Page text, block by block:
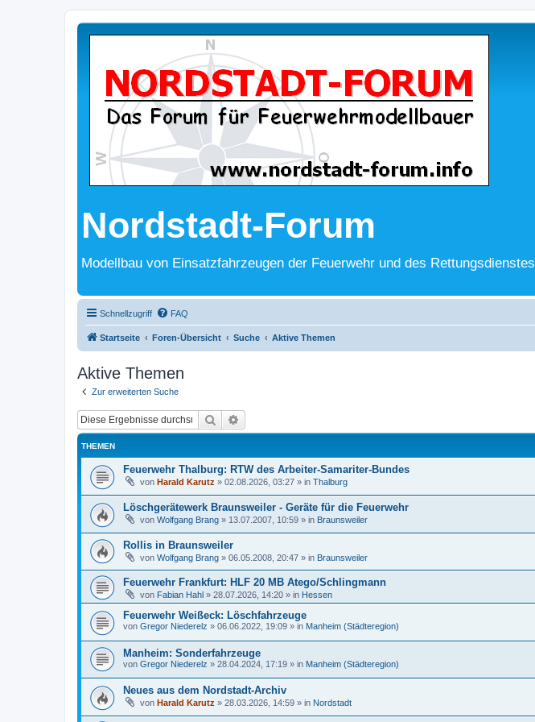
Nordstadt-Forum
Modellbau von Einsatzfahrzeugen der Feuerwehr und des Rettungsdienstes
Schnellzugriff FAQ
Startseite Foren-Übersicht Suche Aktive Themen
Aktive Themen
Zur erweiterten Suche
Suche
THEMEN
Feuerwehr Thalburg: RTW des Arbeiter-Samariter-Bundes
von Harald Karutz » 02.08.2026, 03:27 » in Thalburg
Löschgerätewerk Braunsweiler - Geräte für die Feuerwehr
von Wolfgang Brang » 13.07.2007, 10:59 » in Braunsweiler
Rollis in Braunsweiler
von Wolfgang Brang » 06.05.2008, 20:47 » in Braunsweiler
Feuerwehr Frankfurt: HLF 20 MB Atego/Schlingmann
von Fabian Hahl » 28.07.2026, 14:20 » in Hessen
Feuerwehr Weißeck: Löschfahrzeuge
von Gregor Niederelz » 06.06.2022, 19:09 » in Manheim (Städteregion)
Manheim: Sonderfahrzeuge
von Gregor Niederelz » 28.04.2024, 17:19 » in Manheim (Städteregion)
Neues aus dem Nordstadt-Archiv
von Harald Karutz » 28.03.2026, 14:59 » in Nordstadt